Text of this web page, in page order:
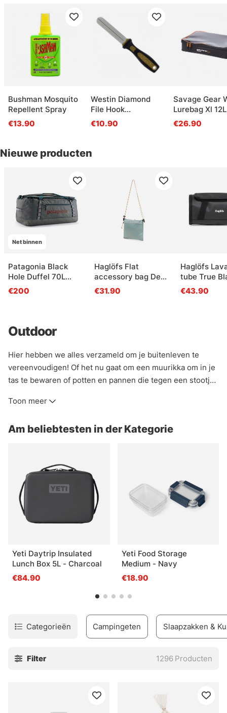
Bushman Mosquito
Repellent Spray
€13.90
Westin Diamond
File Hook
Sharpener Medium
Black Sand 15cm
€10.90
Savage Gear
Lurebag Xl 12L
€26.90
Nieuwe producten
Net binnen
Patagonia Black
Hole Duffel 70L
Noble Grey
€200
Haglöfs Flat
accessory bag Dew
Green
€31.90
Haglöfs
tube True
€43.90
Outdoor
Hier hebben we alles verzameld om je buitenleven te
vereenvoudigen! Of het nu gaat om een muurikka om in je
tas te bewaren of potten en pannen die tegen een stootje
beter met de juiste gadgets!
Toon meer
Am beliebtesten in der Kategorie
Yeti Daytrip Insulated
Lunch Box 5L - Charcoal
€84.90
Yeti Food Storage
Medium - Navy
€18.90
Categorieën Campingeten Slaapzakken &
Filter 1296 Producten